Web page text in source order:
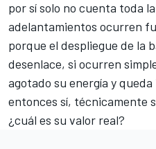
por sí solo no cuenta toda
adelantamientos ocurren
porque el despliegue de la
desenlace, si ocurren
agotado su energía y
entonces sí, técnicamente
¿cuál es su valor real?